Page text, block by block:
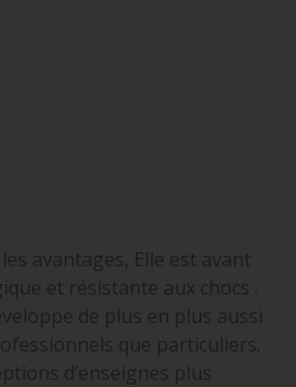
avantages, Elle est avant
et résistante aux chocs .
de plus en plus aussi
que particuliers.
d’enseignes plus